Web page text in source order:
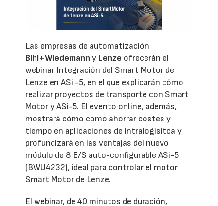
Las empresas de automatización
Bihl+Wiedemann y Lenze ofrecerán el
webinar Integración del Smart Motor de
Lenze en ASi -5, en el que explicarán cómo
realizar proyectos de transporte con Smart
Motor y ASi-5. El evento online, además,
mostrará cómo como ahorrar costes y
tiempo en aplicaciones de intralogísitca y
profundizará en las ventajas del nuevo
módulo de 8 E/S auto-configurable ASi-5
(BWU4232), ideal para controlar el motor
Smart Motor de Lenze.
El webinar, de 40 minutos de duración,